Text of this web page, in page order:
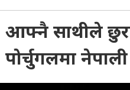
आफ्नै साथीले छुरा
पोर्चुगलमा